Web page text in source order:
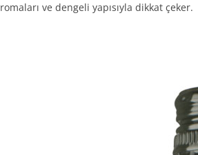
ve dengeli yapısıyla dikkat çeker.